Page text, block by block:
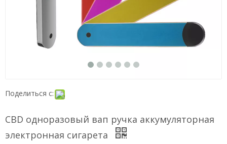
Поделиться с:
CBD одноразовый вап ручка аккумуляторная
электронная сигарета